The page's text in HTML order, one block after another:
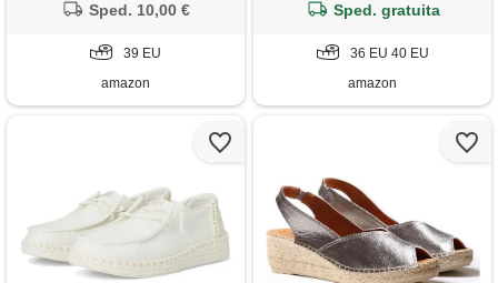
versatili - modello acx26484,
Sped. 10,00 €
39 EU
amazon
Sped. gratuita
36 EU 40 EU
amazon